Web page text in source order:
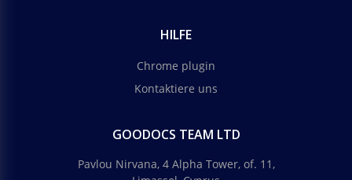
HILFE
Chrome plugin
Kontaktiere uns
GOODOCS TEAM LTD
Pavlou Nirvana, 4 Alpha Tower, of. 11,